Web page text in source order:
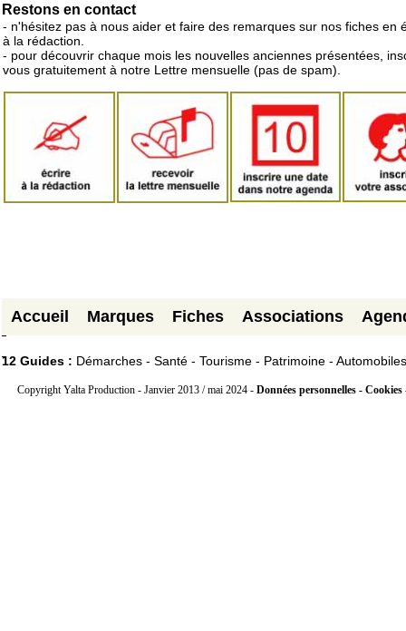
Restons en contact
- n'hésitez pas à nous aider et faire des remarques sur nos fiches en
à la rédaction.
- pour découvrir chaque mois les nouvelles anciennes présentées,
vous gratuitement à notre Lettre mensuelle (pas de spam).
Accueil Marques Fiches Associations
12 Guides : Démarches - Santé - Tourisme - Patrimoine - Automobiles
Copyright Yalta Production - Janvier 2013 / mai 2024 - Données personnelles -